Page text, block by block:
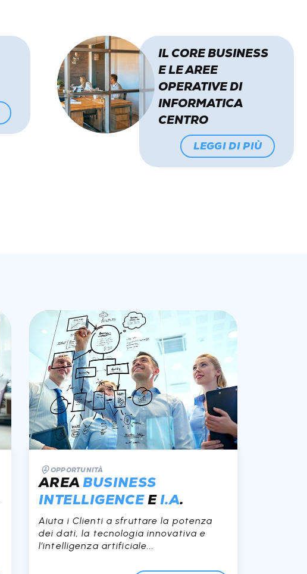
IL CORE BUSINESS
E LE AREE
OPERATIVE DI
INFORMATICA
CENTRO
LEGGI DI PIÙ
OPPORTUNITÀ
AREABUSINESS
INTELLIGENCEEI.A.
Aiuta i Clienti a sfruttare la potenza
dei dati, la tecnologia innovativa e
l’intelligenza artificiale...